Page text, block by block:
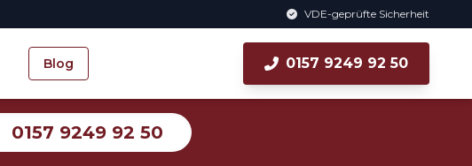
VDE-geprüfte Sicherheit
Blog 0157 9249 92 50
0157 9249 92 50